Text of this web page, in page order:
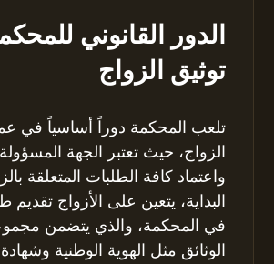
الدور القانوني
توثيق الزواج
تلعب المحكمة دوراً أساسياً في
الزواج، حيث تعتبر الجهة
واعتماد كافة الطلبات المتعلقة
البداية، يتعين على الأزواج تقديم
في المحكمة، والذي يتضمن
الوثائق مثل الهوية الوطنية وشهادة